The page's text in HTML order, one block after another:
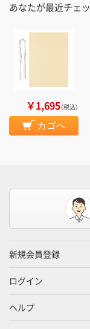
あなたが最近チェ
￥1,695（税込）
カゴへ
新規会員登録
ログイン
ヘルプ